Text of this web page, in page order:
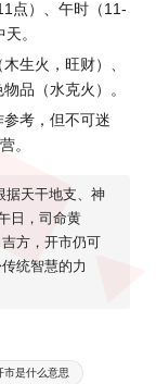
点）、午时（11-
。
生火，旺财）、
品（水克火）。
参考，但不可迷
。
据天干地支、神
日，司命黄
方，开市仍可
统智慧的力
市是什么意思